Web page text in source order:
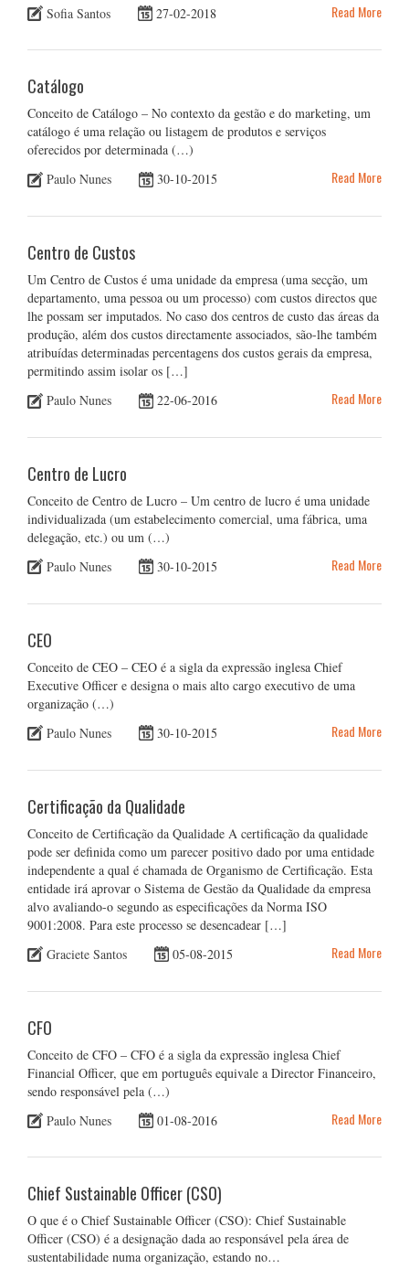
Sofia Santos
27-02-2018 Read More
Catálogo
Conceito de Catálogo – No contexto da gestão e do marketing, um
catálogo é uma relação ou listagem de produtos e serviços
oferecidos por determinada (…)
Paulo Nunes
30-10-2015 Read More
Centro de Custos
Um Centro de Custos é uma unidade da empresa (uma secção, um
departamento, uma pessoa ou um processo) com custos directos que
lhe possam ser imputados. No caso dos centros de custo das áreas da
produção, além dos custos directamente associados, são-lhe também
atribuídas determinadas percentagens dos custos gerais da empresa,
permitindo assim isolar os […]
Paulo Nunes
22-06-2016 Read More
Centro de Lucro
Conceito de Centro de Lucro – Um centro de lucro é uma unidade
individualizada (um estabelecimento comercial, uma fábrica, uma
delegação, etc.) ou um (…)
Paulo Nunes
30-10-2015 Read More
CEO
Conceito de CEO – CEO é a sigla da expressão inglesa Chief
Executive Officer e designa o mais alto cargo executivo de uma
organização (…)
Paulo Nunes
30-10-2015 Read More
Certificação da Qualidade
Conceito de Certificação da Qualidade A certificação da qualidade
pode ser definida como um parecer positivo dado por uma entidade
independente a qual é chamada de Organismo de Certificação. Esta
entidade irá aprovar o Sistema de Gestão da Qualidade da empresa
alvo avaliando-o segundo as especificações da Norma ISO
9001:2008. Para este processo se desencadear […]
Graciete Santos
05-08-2015 Read More
CFO
Conceito de CFO – CFO é a sigla da expressão inglesa Chief
Financial Officer, que em português equivale a Director Financeiro,
sendo responsável pela (…)
Paulo Nunes
01-08-2016 Read More
Chief Sustainable Officer (CSO)
O que é o Chief Sustainable Officer (CSO): Chief Sustainable
Officer (CSO) é a designação dada ao responsável pela área de
sustentabilidade numa organização, estando no…